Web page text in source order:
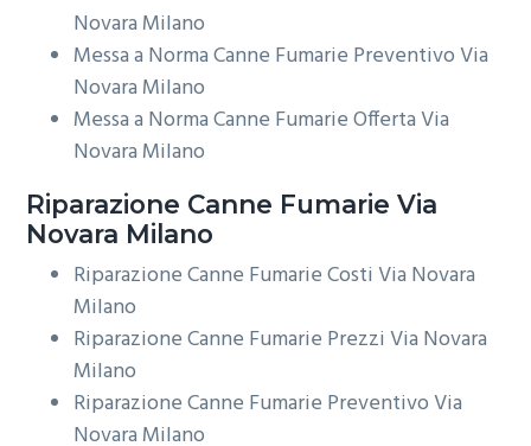
Novara Milano
Messa a Norma Canne Fumarie Preventivo Via
Novara Milano
Messa a Norma Canne Fumarie Offerta Via
Novara Milano
Riparazione Canne Fumarie Via
Novara Milano
Riparazione Canne Fumarie Costi Via Novara
Milano
Riparazione Canne Fumarie Prezzi Via Novara
Milano
Riparazione Canne Fumarie Preventivo Via
Novara Milano